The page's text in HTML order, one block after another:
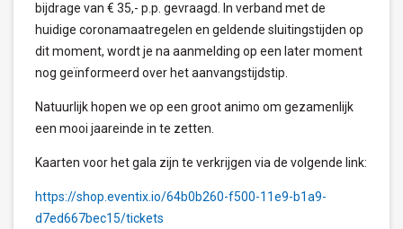
bijdrage van € 35,- p.p. gevraagd. In verband met de
huidige coronamaatregelen en geldende sluitingstijden op
dit moment, wordt je na aanmelding op een later moment
nog geïnformeerd over het aanvangstijdstip.
Natuurlijk hopen we op een groot animo om gezamenlijk
een mooi jaareinde in te zetten.
Kaarten voor het gala zijn te verkrijgen via de volgende link:
https://shop.eventix.io/64b0b260-f500-11e9-b1a9-
d7ed667bec15/tickets